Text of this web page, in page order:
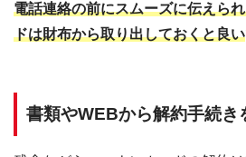
電話連絡の前にスムーズに伝えら
ドは財布から取り出しておくと良い
書類やWEBから解約手続き